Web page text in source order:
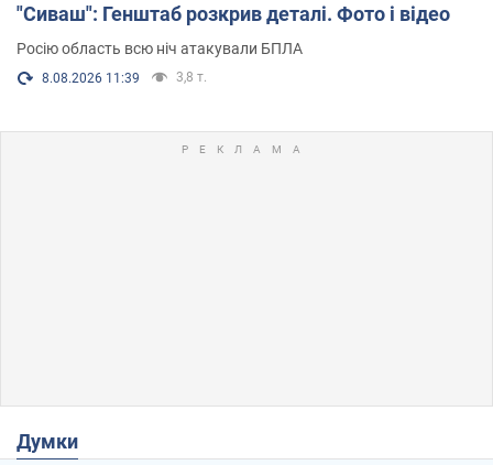
"Сиваш": Генштаб розкрив деталі. Фото і відео
Росію область всю ніч атакували БПЛА
8.08.2026 11:39 3,8 т.
Думки